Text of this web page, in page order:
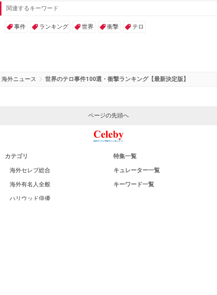
関連するキーワード
事件 ランキング 世界 衝撃 テロ
海外ニュース 世界のテロ事件100選・衝撃ランキング【最新決定版】
ページの先頭へ
カテゴリ
海外セレブ総合
海外有名人全般
ハリウッド俳優
特集一覧
キュレーター一覧
キーワード一覧